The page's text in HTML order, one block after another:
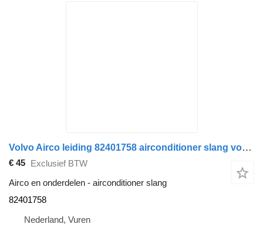
Volvo Airco leiding 82401758 airconditioner slang voor vrachtwagen
€ 45 Exclusief BTW
Airco en onderdelen - airconditioner slang
82401758
Nederland, Vuren